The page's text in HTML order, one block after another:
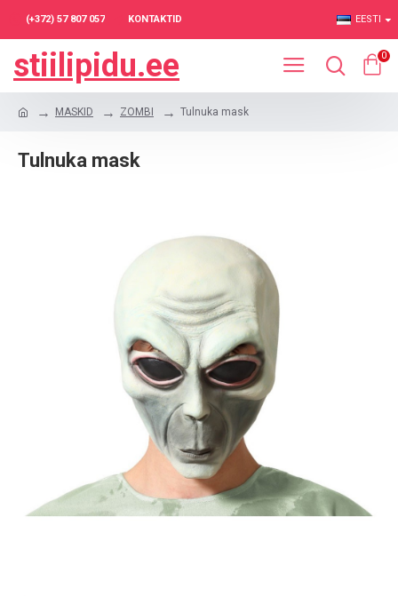
(+372) 57 807 057 KONTAKTID EESTI
stiilipidu.ee 0
MASKID ZOMBI Tulnuka mask
Tulnuka mask